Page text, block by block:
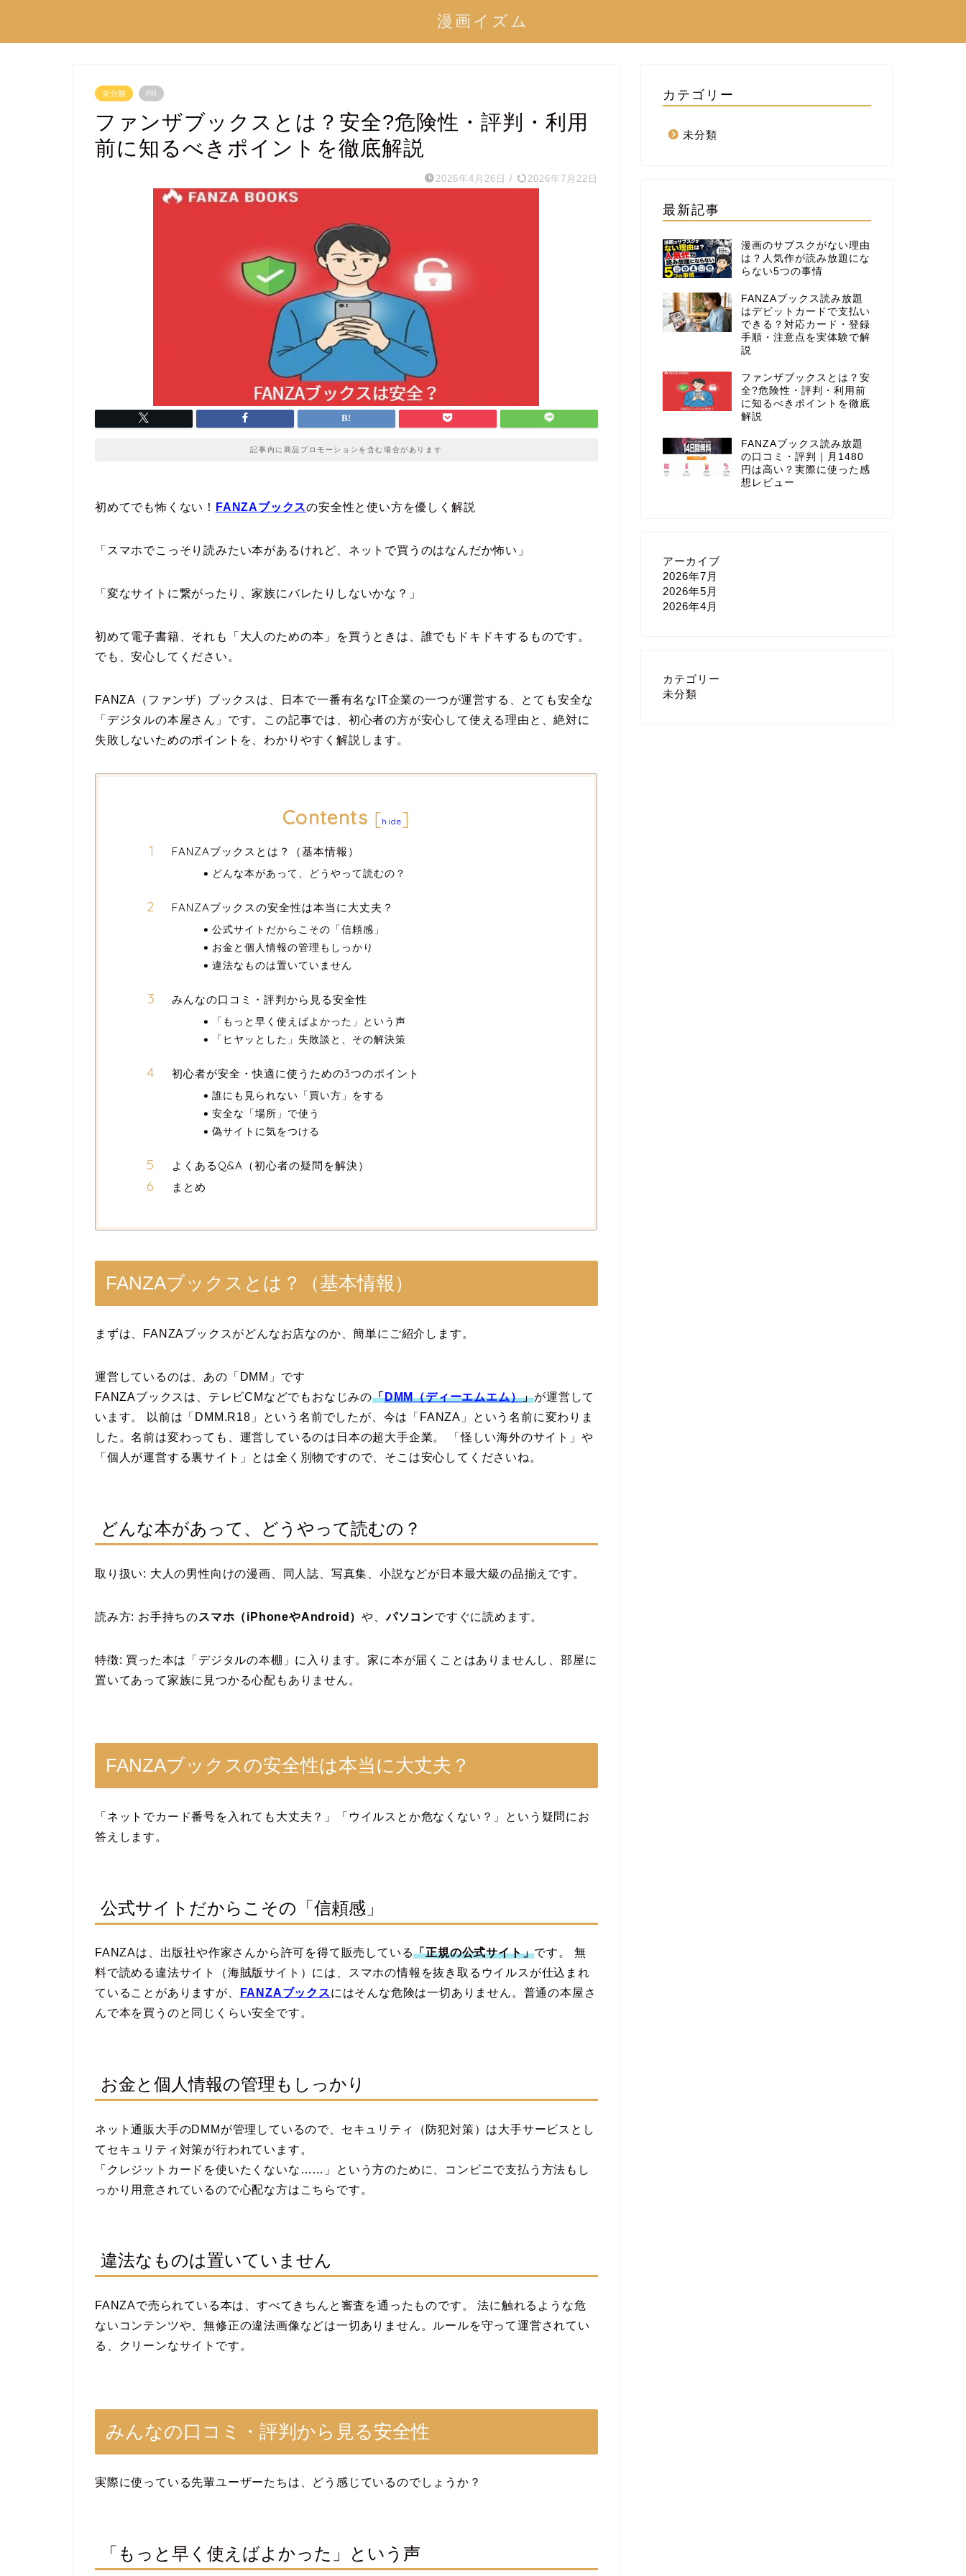
漫画イズム
未分類 PR
ファンザブックスとは？安全?危険性・評判・利用
前に知るべきポイントを徹底解説
2026年4月26日 / 2026年7月22日
記事内に商品プロモーションを含む場合があります
初めてでも怖くない！ FANZAブックスの安全性と使い方を優しく解説
「スマホでこっそり読みたい本があるけれど、ネットで買うのはなんだか怖い」
「変なサイトに繋がったり、家族にバレたりしないかな？」
初めて電子書籍、それも「大人のための本」を買うときは、誰でもドキドキするものです。
でも、安心してください。
FANZA（ファンザ）ブックスは、日本で一番有名なIT企業の一つが運営する、とても安全な
「デジタルの本屋さん」です。この記事では、初心者の方が安心して使える理由と、絶対に
失敗しないためのポイントを、わかりやすく解説します。
Contents [hide]
FANZAブックスとは？（基本情報）
どんな本があって、どうやって読むの？
FANZAブックスの安全性は本当に大丈夫？
公式サイトだからこその「信頼感」
お金と個人情報の管理もしっかり
違法なものは置いていません
みんなの口コミ・評判から見る安全性
「もっと早く使えばよかった」という声
「ヒヤッとした」失敗談と、その解決策
初心者が安全・快適に使うための3つのポイント
誰にも見られない「買い方」をする
安全な「場所」で使う
偽サイトに気をつける
よくあるQ&A（初心者の疑問を解決）
まとめ
FANZAブックスとは？（基本情報）
まずは、FANZAブックスがどんなお店なのか、簡単にご紹介します。
運営しているのは、あの「DMM」です
FANZAブックスは、テレビCMなどでもおなじみの「DMM（ディーエムエム）」が運営して
います。 以前は「DMM.R18」という名前でしたが、今は「FANZA」という名前に変わりま
した。名前は変わっても、運営しているのは日本の超大手企業。 「怪しい海外のサイト」や
「個人が運営する裏サイト」とは全く別物ですので、そこは安心してくださいね。
どんな本があって、どうやって読むの？
取り扱い: 大人の男性向けの漫画、同人誌、写真集、小説などが日本最大級の品揃えです。
読み方: お手持ちのスマホ（iPhoneやAndroid）や、パソコンですぐに読めます。
特徴: 買った本は「デジタルの本棚」に入ります。家に本が届くことはありませんし、部屋に
置いてあって家族に見つかる心配もありません。
FANZAブックスの安全性は本当に大丈夫？
「ネットでカード番号を入れても大丈夫？」「ウイルスとか危なくない？」という疑問にお
答えします。
公式サイトだからこその「信頼感」
FANZAは、出版社や作家さんから許可を得て販売している「正規の公式サイト」です。 無
料で読める違法サイト（海賊版サイト）には、スマホの情報を抜き取るウイルスが仕込まれ
ていることがありますが、
FANZAブックスにはそんな危険は一切ありません。普通の本屋さ
んで本を買うのと同じくらい安全です。
お金と個人情報の管理もしっかり
ネット通販大手のDMMが管理しているので、セキュリティ（防犯対策）は大手サービスとし
てセキュリティ対策が行われています。
「クレジットカードを使いたくないな……」という方のために、コンビニで支払う方法もし
っかり用意されているので心配な方はこちらです。
違法なものは置いていません
FANZAで売られている本は、すべてきちんと審査を通ったものです。 法に触れるような危
ないコンテンツや、無修正の違法画像などは一切ありません。ルールを守って運営されてい
る、クリーンなサイトです。
みんなの口コミ・評判から見る安全性
実際に使っている先輩ユーザーたちは、どう感じているのでしょうか？
「もっと早く使えばよかった」という声
カテゴリー
未分類
最新記事
漫画のサブスクがない理由
は？人気作が読み放題にな
らない5つの事情
FANZAブックス読み放題
はデビットカードで支払い
できる？対応カード・登録
手順・注意点を実体験で解
説
ファンザブックスとは？安
全?危険性・評判・利用前
に知るべきポイントを徹底
解説
FANZAブックス読み放題
の口コミ・評判｜月1480
円は高い？実際に使った感
想レビュー
アーカイブ
2026年7月
2026年5月
2026年4月
カテゴリー
未分類